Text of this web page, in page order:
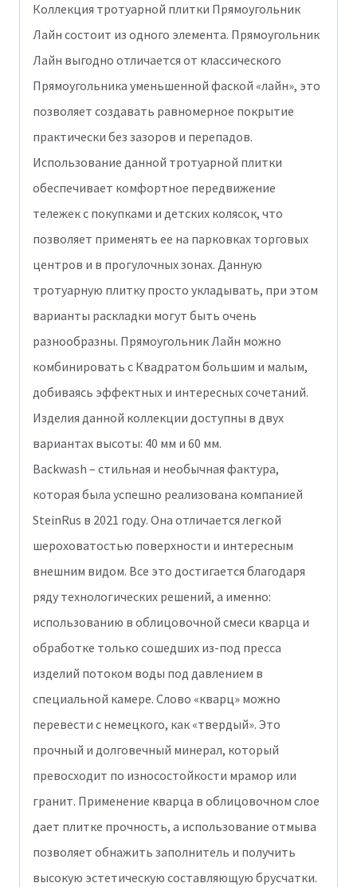
Коллекция тротуарной плитки Прямоугольник
Лайн состоит из одного элемента. Прямоугольник
Лайн выгодно отличается от классического
Прямоугольника уменьшенной фаской «лайн», это
позволяет создавать равномерное покрытие
практически без зазоров и перепадов.
Использование данной тротуарной плитки
обеспечивает комфортное передвижение
тележек с покупками и детских колясок, что
позволяет применять ее на парковках торговых
центров и в прогулочных зонах. Данную
тротуарную плитку просто укладывать, при этом
варианты раскладки могут быть очень
разнообразны. Прямоугольник Лайн можно
комбинировать с Квадратом большим и малым,
добиваясь эффектных и интересных сочетаний.
Изделия данной коллекции доступны в двух
вариантах высоты: 40 мм и 60 мм.
Backwash – стильная и необычная фактура,
которая была успешно реализована компанией
SteinRus в 2021 году. Она отличается легкой
шероховатостью поверхности и интересным
внешним видом. Все это достигается благодаря
ряду технологических решений, а именно:
использованию в облицовочной смеси кварца и
обработке только сошедших из-под пресса
изделий потоком воды под давлением в
специальной камере. Слово «кварц» можно
перевести с немецкого, как «твердый». Это
прочный и долговечный минерал, который
превосходит по износостойкости мрамор или
гранит. Применение кварца в облицовочном слое
дает плитке прочность, а использование отмыва
позволяет обнажить заполнитель и получить
высокую эстетическую составляющую брусчатки.